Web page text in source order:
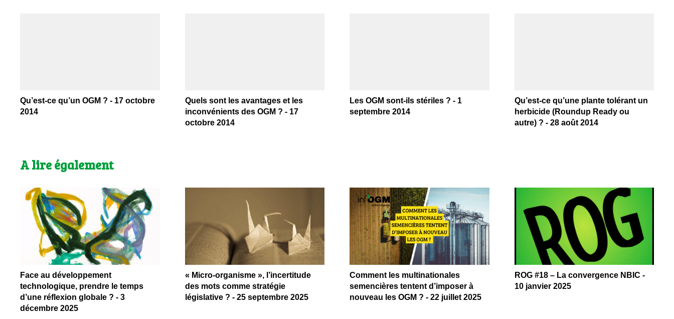
Qu’est-ce qu’un OGM ? - 17 octobre
2014
Quels sont les avantages et les
inconvénients des OGM ? - 17
octobre 2014
Les OGM sont-ils stériles ? - 1
septembre 2014
Qu’est-ce qu’une plante tolérant un
herbicide (Roundup Ready ou
autre) ? - 28 août 2014
A lire également
Face au développement
technologique, prendre le temps
d’une réflexion globale ? - 3
décembre 2025
« Micro-organisme », l’incertitude
des mots comme stratégie
législative ? - 25 septembre 2025
Comment les multinationales
semencières tentent d’imposer à
nouveau les OGM ? - 22 juillet 2025
ROG #18 – La convergence NBIC -
10 janvier 2025